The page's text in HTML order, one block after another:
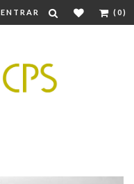
ENTRAR (0)